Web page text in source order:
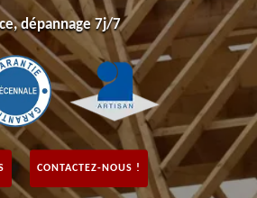
dépannage 7j/7
CONTACTEZ-NOUS !